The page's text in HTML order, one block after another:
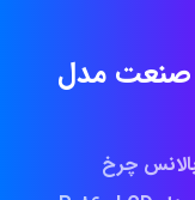
صنعت مدل
چرخ